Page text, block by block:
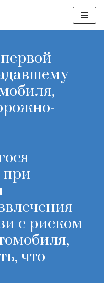
при
с риском
что